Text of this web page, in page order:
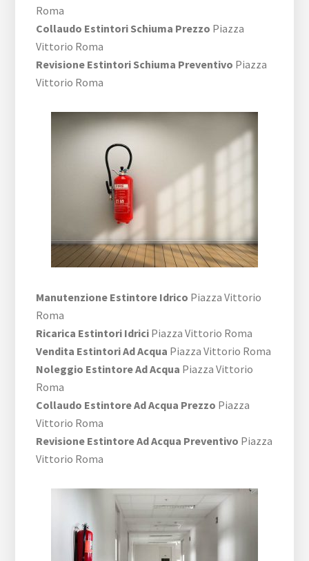
Roma
Collaudo Estintori Schiuma Prezzo Piazza
Vittorio Roma
Revisione Estintori Schiuma Preventivo Piazza
Vittorio Roma
Manutenzione Estintore Idrico Piazza Vittorio
Roma
Ricarica Estintori Idrici Piazza Vittorio Roma
Vendita Estintori Ad Acqua Piazza Vittorio Roma
Noleggio Estintore Ad Acqua Piazza Vittorio
Roma
Collaudo Estintore Ad Acqua Prezzo Piazza
Vittorio Roma
Revisione Estintore Ad Acqua Preventivo Piazza
Vittorio Roma